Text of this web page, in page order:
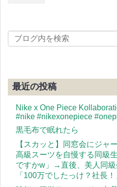
最近の投稿
Nike x One Piece
#nike #nikexonepiece
黒毛布で眠れたら
【スカッと】同窓会にジャ
高級スーツを自慢する同級
ですかw」→直後、美人同
「100万でしたっけ？社長！